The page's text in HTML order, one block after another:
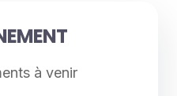
à venir